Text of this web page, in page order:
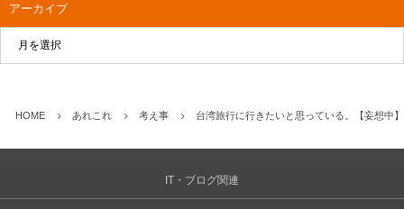
アーカイブ
HOME あれこれ 考え事 台湾旅行に行きたいと思っている。【妄想中】
IT・ブログ関連